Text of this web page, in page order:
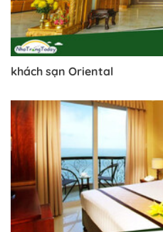
khách sạn Oriental